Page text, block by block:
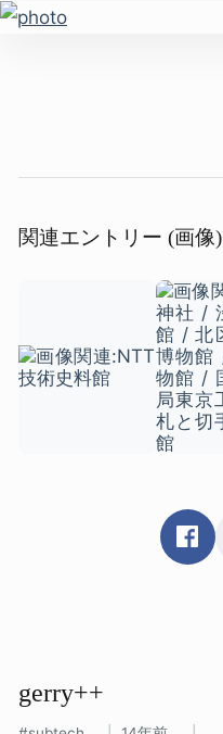
関連エントリー (画像)
gerry++